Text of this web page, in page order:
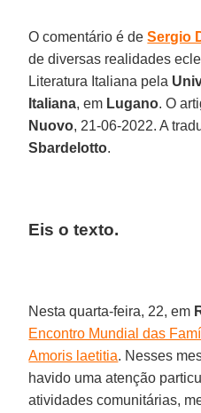
O comentário é deSergio
de diversas realidades
Literatura Italiana pela
Italiana, em Lugano. O
Nuovo, 21-06-2022. A
Sbardelotto.
Eis o texto.
Nesta quarta-feira, 22, em
Encontro Mundial das
Amoris laetitia. Nesses
havido uma atenção
atividades comunitárias,